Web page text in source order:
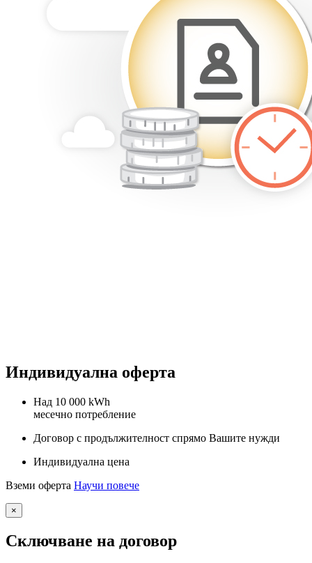
Индивидуална оферта
Над 10 000 kWh
месечно потребление
Договор с продължителност спрямо Вашите нужди
Индивидуална цена
Вземи оферта Научи повече
×
Сключване на договор